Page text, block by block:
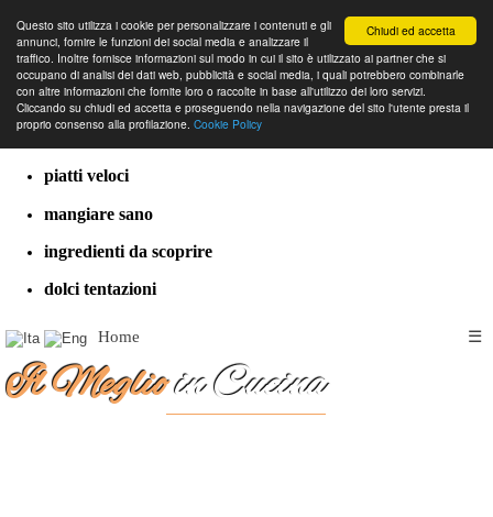
Chiudi ed accetta
Questo sito utilizza i cookie per personalizzare i contenuti e gli
annunci, fornire le funzioni dei social media e analizzare il
traffico. Inoltre fornisce informazioni sul modo in cui il sito è utilizzato ai partner che si
occupano di analisi dei dati web, pubblicità e social media, i quali potrebbero combinarle
con altre informazioni che fornite loro o raccolte in base all'utilizzo dei loro servizi.
Cliccando su chiudi ed accetta e proseguendo nella navigazione del sito l'utente presta il
proprio consenso alla profilazione. Cookie Policy
cucina dal mondo
ricette classiche
piatti veloci
mangiare sano
ingredienti da scoprire
dolci tentazioni
Home ☰
Il Meglioin Cucina